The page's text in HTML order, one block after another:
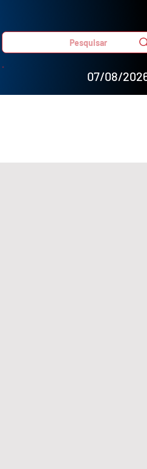
Pesquisar
07/08/